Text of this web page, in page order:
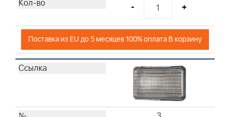
- +
Поставка из EU до 5 месяцев 100% оплата В корзину